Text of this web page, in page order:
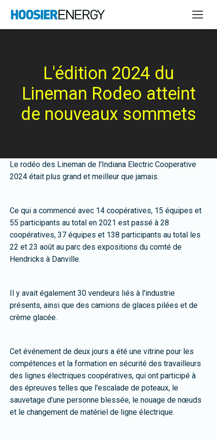
L'édition 2024 du
Lineman Rodeo atteint
de nouveaux sommets
Le rodéo des Lineman de l'Indiana Electric Cooperative
2024 était plus grand et meilleur que jamais.
Ce qui a commencé avec 14 coopératives, 15 équipes et
55 participants au total en 2021 est passé à 28
coopératives, 37 équipes et 138 participants au total les
22 et 23 août au parc des expositions du comté de
Hendricks à Danville.
Il y avait également 30 vendeurs liés à l'industrie
présents, ainsi que des camions de glaces pilées et de
crème glacée.
Cet événement de deux jours a été une vitrine pour les
compétences et la formation en sécurité des travailleurs
des lignes électriques coopératives, qui ont participé à
des épreuves telles que l'escalade de poteaux, le
sauvetage d'une personne blessée, le nouage de nœuds
et le changement de matériel de ligne électrique.